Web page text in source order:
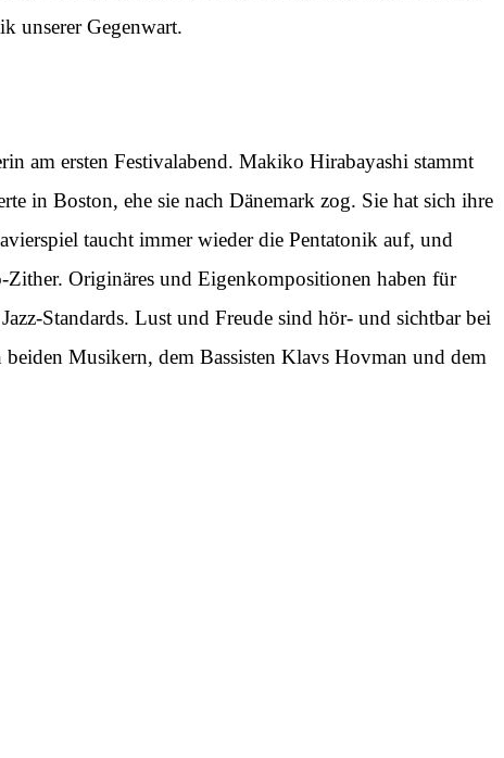
unserer Gegenwart.
am ersten Festivalabend. Makiko Hirabayashi stammt
in Boston, ehe sie nach Dänemark zog. Sie hat sich ihre
taucht immer wieder die Pentatonik auf, und
Originäres und Eigenkompositionen haben für
Standards. Lust und Freude sind hör- und sichtbar bei
Musikern, dem Bassisten Klavs Hovman und dem